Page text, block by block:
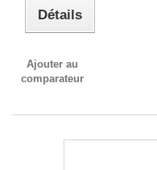
Détails
Ajouter au
comparateur